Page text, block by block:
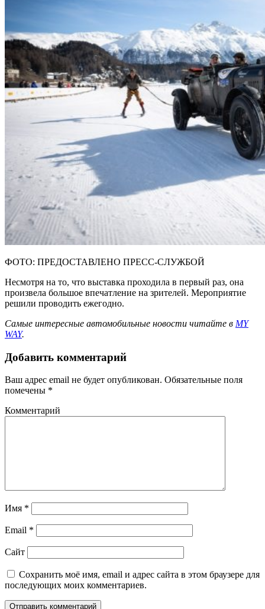
ФОТО: ПРЕДОСТАВЛЕНО ПРЕСС-СЛУЖБОЙ
Несмотря на то, что выставка проходила в первый раз, она
произвела большое впечатление на зрителей. Мероприятие
решили проводить ежегодно.
Самые интересные автомобильные новости читайте в MY
WAY.
Добавить комментарий
Ваш адрес email не будет опубликован. Обязательные поля
помечены *
Комментарий
Имя *
Email *
Сайт
Сохранить моё имя, email и адрес сайта в этом браузере для
последующих моих комментариев.